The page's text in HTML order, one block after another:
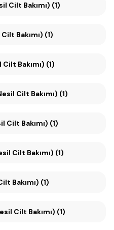
Cilt Bakımı) (1)
Bakımı) (1)
Bakımı) (1)
Nesil Cilt Bakımı) (1)
Cilt Bakımı) (1)
Cilt Bakımı) (1)
Bakımı) (1)
Cilt Bakımı) (1)